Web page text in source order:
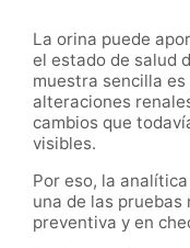
La orina puede
el estado de salud
muestra sencilla
alteraciones
cambios que
visibles.
Por eso, la
una de las pruebas
preventiva y en